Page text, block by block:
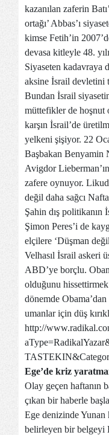
kazanılan zaferin
ortağı’ Abbas’ı
kimse Fetih’in
devasa kitleyle 48.
Siyaseten kadavraya
aksine İsrail devletini
Bundan İsrail
müttefikler de hoşnut
karşın İsrail’de
yelkeni şişiyor. 22
Başbakan Benyamin
Avigdor
zafere oynuyor.
değil daha sağcı
Şahin dış politikanın
Şimon Peres’i de
elçilere ‘Düşman
Velhasıl İsrail askeri
ABD’ye borçlu.
olduğunu
dönemde
umanlar için düş
http://
Ege’de kriz
Olay geçen haftanın
çıkan bir haberle
Ege denizinde Yunan
belirleyen bir belgeyi